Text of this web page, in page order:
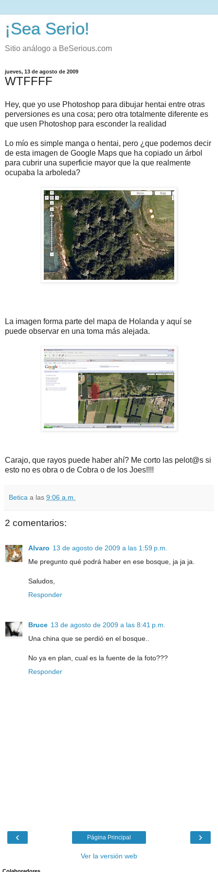
¡Sea Serio!
Sitio análogo a BeSerious.com
jueves, 13 de agosto de 2009
WTFFFF
Hey, que yo use Photoshop para dibujar hentai entre otras
perversiones es una cosa; pero otra totalmente diferente es
que usen Photoshop para esconder la realidad
Lo mío es simple manga o hentai, pero ¿que podemos decir
de esta imagen de Google Maps que ha copiado un árbol
para cubrir una superficie mayor que la que realmente
ocupaba la arboleda?
La imagen forma parte del mapa de Holanda y aquí se
puede observar en una toma más alejada.
Carajo, que rayos puede haber ahí? Me corto las pelot@s si
esto no es obra o de Cobra o de los Joes!!!!
Betica a las 9:06 a.m.
2 comentarios:
Alvaro 13 de agosto de 2009 a las 1:59 p.m.
Me pregunto qué podrá haber en ese bosque, ja ja ja.
Saludos,
Responder
Bruce 13 de agosto de 2009 a las 8:41 p.m.
Una china que se perdió en el bosque..
No ya en plan, cual es la fuente de la foto???
Responder
‹ ›
Página Principal
Ver la versión web